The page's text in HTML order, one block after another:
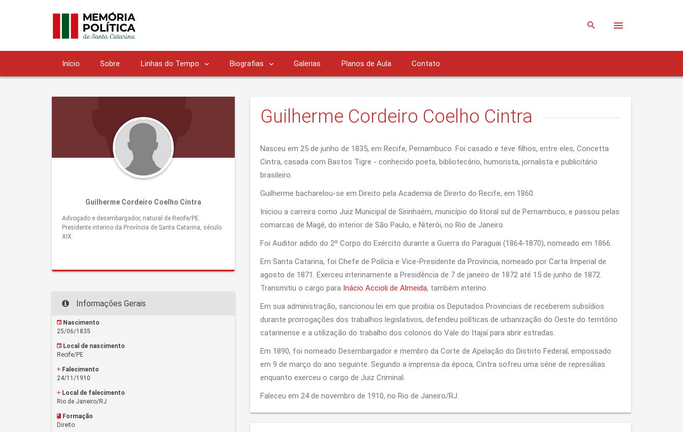
Início Sobre Linhas do Tempo Biografias Galerias Planos de Aula Contato
Guilherme Cordeiro Coelho Cintra
Advogado e desembargador, natural de Recife/PE.
Presidente interino da Província de Santa Catarina, século
XIX.
Informações Gerais
Nascimento
25/06/1835
Local de nascimento
Recife/PE
Falecimento
24/11/1910
Local de falecimento
Rio de Janeiro/RJ
Formação
Direito
Guilherme Cordeiro Coelho Cintra
Nasceu em 25 de junho de 1835, em Recife, Pernambuco. Foi casado e teve filhos, entre eles, Concetta
Cintra, casada com Bastos Tigre - conhecido poeta, bibliotecário, humorista, jornalista e publicitário
brasileiro.
Guilherme bacharelou-se em Direito pela Academia de Direito do Recife, em 1860.
Iniciou a carreira como Juiz Municipal de Sirinhaém, município do litoral sul de Pernambuco, e passou pelas
comarcas de Magé, do interior de São Paulo, e Niterói, no Rio de Janeiro.
Foi Auditor adido do 2º Corpo do Exército durante a Guerra do Paraguai (1864-1870), nomeado em 1866.
Em Santa Catarina, foi Chefe de Polícia e Vice-Presidente da Província, nomeado por Carta Imperial de
agosto de 1871. Exerceu interinamente a Presidência de 7 de janeiro de 1872 até 15 de junho de 1872.
Transmitiu o cargo para Inácio Accioli de Almeida, também interino.
Em sua administração, sancionou lei em que proibia os Deputados Provinciais de receberem subsídios
durante prorrogações dos trabalhos legislativos, defendeu políticas de urbanização do Oeste do território
catarinense e a utilização do trabalho dos colonos do Vale do Itajaí para abrir estradas.
Em 1890, foi nomeado Desembargador e membro da Corte de Apelação do Distrito Federal, empossado
em 9 de março do ano seguinte. Segundo a imprensa da época, Cintra sofreu uma série de represálias
enquanto exerceu o cargo de Juiz Criminal.
Faleceu em 24 de novembro de 1910, no Rio de Janeiro/RJ.